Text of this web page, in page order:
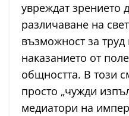
увреждат зрението
различаване на
възможност за
наказанието от
общността. В този
просто „чужди
медиатори на